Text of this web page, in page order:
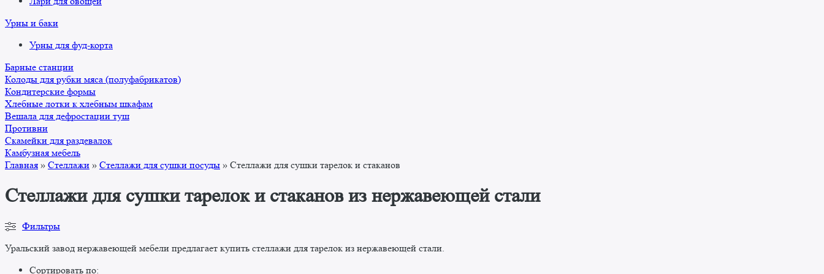
Урны и баки
Урны для фуд-корта
Барные станции
Колоды для рубки мяса (полуфабрикатов)
Кондитерские формы
Хлебные лотки к хлебным шкафам
Вешала для дефростации туш
Противни
Скамейки для раздевалок
Камбузная мебель
Главная » Стеллажи » Стеллажи для сушки посуды » Стеллажи для сушки тарелок и стаканов
Стеллажи для сушки тарелок и стаканов из нержавеющей стали
Фильтры
Уральский завод нержавеющей мебели предлагает купить стеллажи для тарелок из нержавеющей стали.
Сортировать по: